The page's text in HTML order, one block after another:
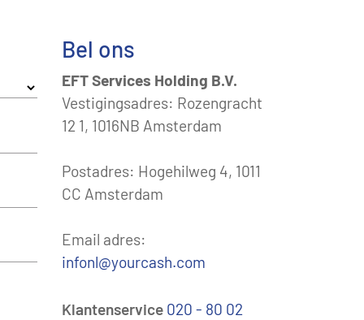
Bel ons
EFT Services Holding B.V.
Vestigingsadres: Rozengracht
12 1, 1016NB Amsterdam
Postadres: Hogehilweg 4, 1011
CC Amsterdam
Email adres:
infonl@yourcash.com
Klantenservice 020 - 80 02